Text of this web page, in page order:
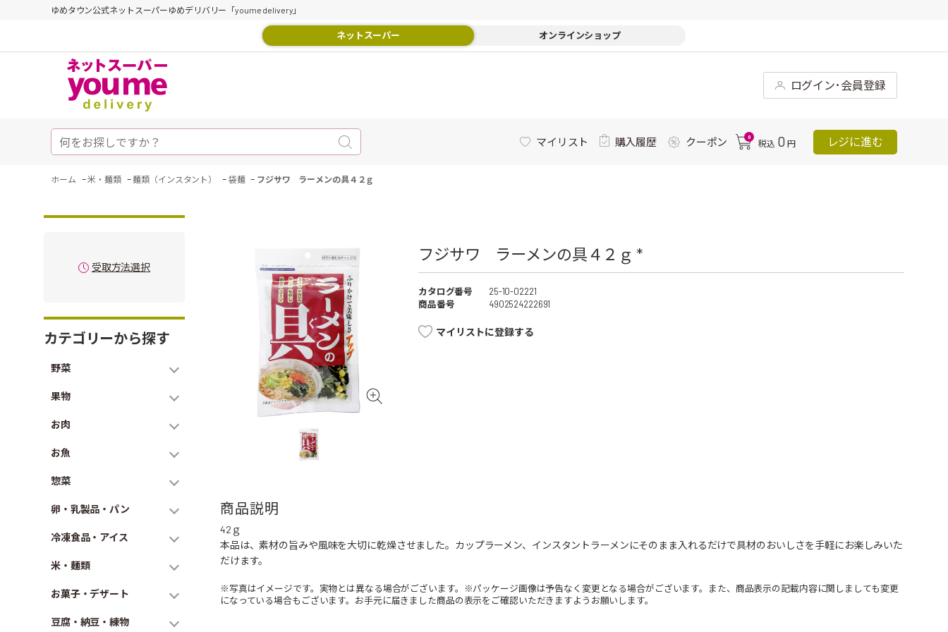
ゆめタウン公式ネットスーパーゆめデリバリー「youme delivery」
ネットスーパー オンラインショップ
ログイン･会員登録
マイリスト 購入履歴 クーポン 0
税込 0 円 レジに進む
ホーム -米・麺類 -麺類（インスタント） - 袋麺 - フジサワ ラーメンの具４２ｇ
受取方法選択
カテゴリーから探す
野菜
果物
お肉
お魚
惣菜
卵・乳製品・パン
冷凍食品・アイス
米・麺類
お菓子・デザート
豆腐・納豆・練物
フジサワ ラーメンの具４２ｇ *
カタログ番号
25-10-02221
商品番号
4902524222691
マイリストに登録する
商品説明
42ｇ
本品は、素材の旨みや風味を大切に乾燥させました。カップラーメン、インスタントラーメンにそのまま入れるだけで具材のおいしさを手軽にお楽しみいた
だけます。
※写真はイメージです。実物とは異なる場合がございます。※パッケージ画像は予告なく変更となる場合がございます。また、商品表示の記載内容に関しましても変更
になっている場合もございます。お手元に届きました商品の表示をご確認いただきますようお願いします。